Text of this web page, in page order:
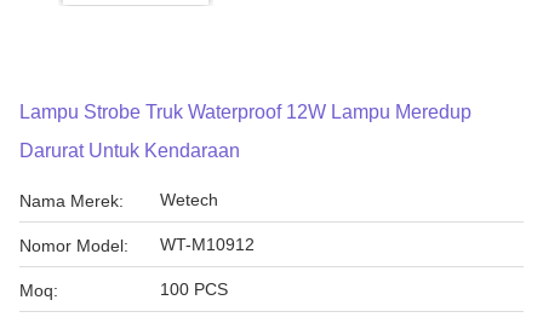
Lampu Strobe Truk Waterproof 12W Lampu Meredup
Darurat Untuk Kendaraan
Nama Merek: Wetech
Nomor Model: WT-M10912
Moq: 100 PCS